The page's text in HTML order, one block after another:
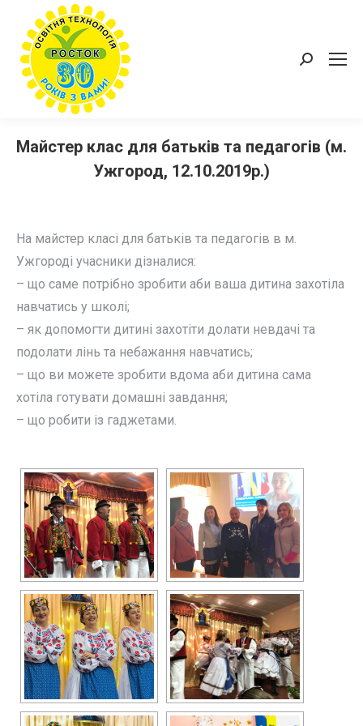
Пошук:
Майстер клас для батьків та педагогів (м.
Ужгород, 12.10.2019р.)
На майстер класі для батьків та педагогів в м.
Ужгороді учасники дізналися:
– що саме потрібно зробити аби ваша дитина захотіла
навчатись у школі;
– як допомогти дитині захотіти долати невдачі та
подолати лінь та небажання навчатись;
– що ви можете зробити вдома аби дитина сама
хотіла готувати домашні завдання;
– що робити із гаджетами.